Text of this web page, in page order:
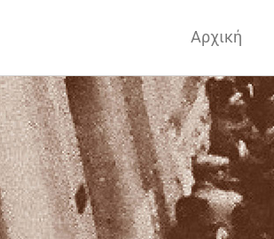
Αρχική